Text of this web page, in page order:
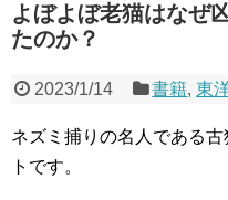
よぼよぼ老猫はなぜ
たのか？
2023/1/14 書籍,東
ネズミ捕りの名人である
トです。